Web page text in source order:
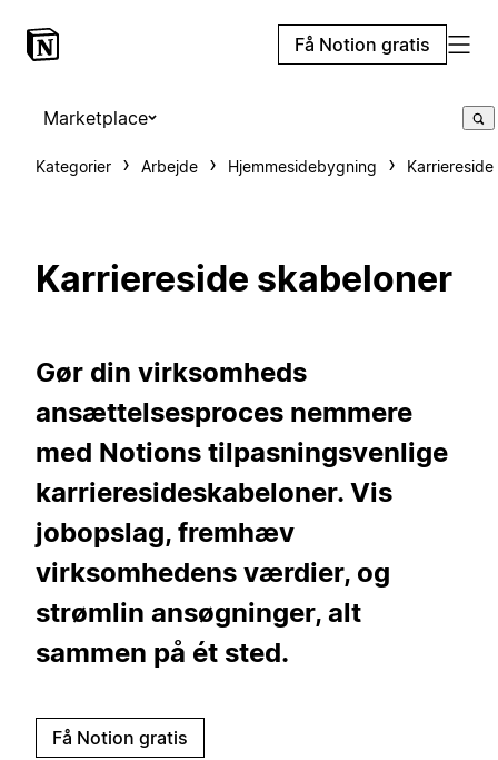
Få Notion gratis
Marketplace
Kategorier Arbejde Hjemmesidebygning Karriereside
Karriereside skabeloner
Gør din virksomheds
ansættelsesproces nemmere
med Notions tilpasningsvenlige
karrieresideskabeloner. Vis
jobopslag, fremhæv
virksomhedens værdier, og
strømlin ansøgninger, alt
sammen på ét sted.
Få Notion gratis